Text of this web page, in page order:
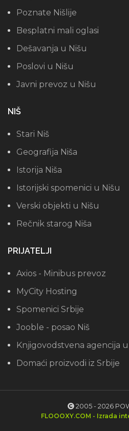
Poznate Nišlije
Besplatni mali oglasi
Dešavanja u Nišu
Poslovi u Nišu
Javni prevoz u Nišu
NIŠ
Stari Niš
Geografija Niša
Istorija Niša
Istorijski spomenici u Nišu
Verski objekti u Nišu
Rečnik starog Niša
PRIJATELJI
Axios - Minibus prevoz
MyCity Hosting
Spomenici Srbije
Jooble - posao Niš
Knjigovodstvena agencija
Domaći proizvodi iz Srbije
2005 - 2026
FLOOOXY.COM - Izrada